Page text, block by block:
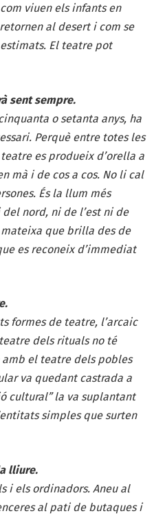
viuen els infants en
al desert i com se
El teatre pot
sent sempre.
o setanta anys, ha
Perquè entre totes les
es produeix d’orella a
mà i de cos a cos. No li cal
És la llum més
nord, ni de l’est ni de
que brilla des de
es reconeix d’immediat
formes de teatre, l’arcaic
dels rituals no té
el teatre dels pobles
va quedant castrada a
cultural” la va suplantant
simples que surten
lliure.
i els ordinadors. Aneu al
al pati de butaques i